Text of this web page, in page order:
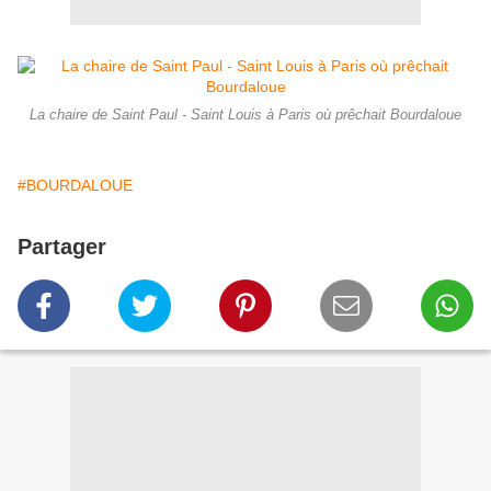
La chaire de Saint Paul - Saint Louis à Paris où prêchait Bourdaloue
#BOURDALOUE
Partager